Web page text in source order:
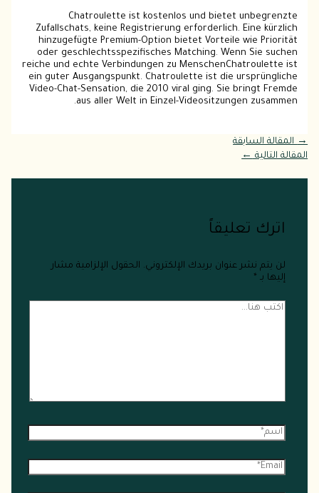
Chatroulette ist kostenlos und bietet unbegrenzte
Zufallschats, keine Registrierung erforderlich. Eine kürzlich
hinzugefügte Premium-Option bietet Vorteile wie Priorität
oder geschlechtsspezifisches Matching. Wenn Sie suchen
reiche und echte Verbindungen zu MenschenChatroulette ist
ein guter Ausgangspunkt. Chatroulette ist die ursprüngliche
Video-Chat-Sensation, die 2010 viral ging. Sie bringt Fremde
aus aller Welt in Einzel-Videositzungen zusammen.
→المقالة السابقة
المقالة التالية←
اترك تعليقاً
لن يتم نشر عنوان بريدك الإلكتروني. الحقول الإلزامية مشار
إليها بـ *